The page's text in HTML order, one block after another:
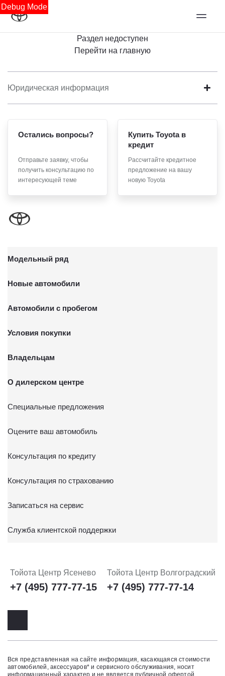
Debug Mode
Раздел недоступен
Перейти на главную
Юридическая информация
Остались вопросы?
Отправьте заявку, чтобы
получить консультацию по
интересующей теме
Купить Toyota в
кредит
Рассчитайте кредитное
предложение на вашу
новую Toyota
Модельный ряд
Новые автомобили
Автомобили с пробегом
Условия покупки
Владельцам
О дилерском центре
Специальные предложения
Оцените ваш автомобиль
Консультация по кредиту
Консультация по страхованию
Записаться на сервис
Служба клиентской поддержки
Тойота Центр Ясенево
+7 (495) 777-77-15
Тойота Центр Волгоградский
+7 (495) 777-77-14
Вся представленная на сайте информация, касающаяся стоимости
автомобилей, аксессуаров* и сервисного обслуживания, носит